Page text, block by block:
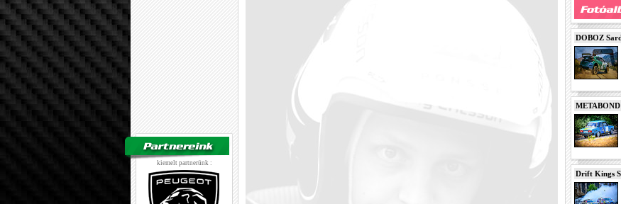
kiemelt partnerünk :
DOBOZ
Drift Kings